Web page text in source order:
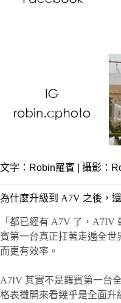
文字： Robin羅賓 | 攝影：
為什麼升級到 A7V 之後，
「都已經有 A7V 了，A7IV
賓第一台真正扛著走遍全
而更有效率。
A7IV 其實不是羅賓第一台
格表攤開來看幾乎是全面升